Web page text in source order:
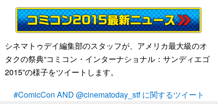
シネマトゥデイ編集部のスタッフが、アメリカ最大級のオ
タクの祭典“コミコン・インターナショナル：サンディエゴ
2015”の様子をツイートします。
#ComicCon AND @cinematoday_stf に関するツイート